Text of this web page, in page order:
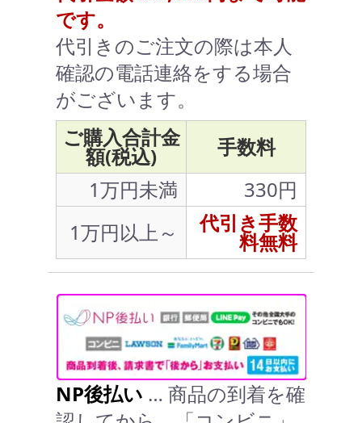
です。
代引きのご注文の際は本人
確認の電話連絡をする場合
がございます。
ご購入合計金
額(税込)
手数料
1万円未満
330円
1万円以上～
代引き手数
料無料
NP後払い … 商品の到着を確